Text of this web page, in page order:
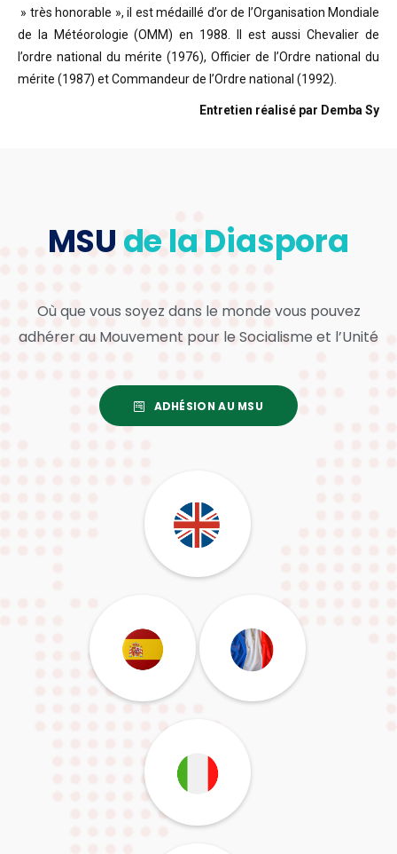
» très honorable », il est médaillé d’or de l’Organisation Mondiale
de la Météorologie (OMM) en 1988. Il est aussi Chevalier de
l’ordre national du mérite (1976), Officier de l’Ordre national du
mérite (1987) et Commandeur de l’Ordre national (1992).
Entretien réalisé par Demba Sy
MSU de la Diaspora
Où que vous soyez dans le monde vous pouvez
adhérer au Mouvement pour le Socialisme et l’Unité
ADHÉSION AU MSU